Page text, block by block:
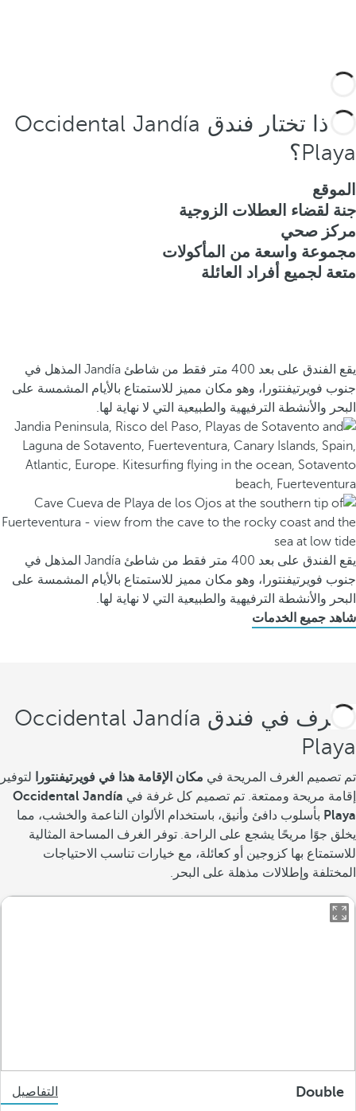
لماذا تختار فندق Occidental Jandía
Playa؟
الموقع
جنة لقضاء العطلات الزوجية
مركز صحي
مجموعة واسعة من المأكولات
متعة لجميع أفراد العائلة
يقع الفندق على بعد 400 متر فقط من شاطئ Jandía المذهل في
جنوب فويرتيفنتورا، وهو مكان مميز للاستمتاع بالأيام المشمسة على
البحر والأنشطة الترفيهية والطبيعية التي لا نهاية لها.
يقع الفندق على بعد 400 متر فقط من شاطئ Jandía المذهل في
جنوب فويرتيفنتورا، وهو مكان مميز للاستمتاع بالأيام المشمسة على
البحر والأنشطة الترفيهية والطبيعية التي لا نهاية لها.
شاهد جميع الخدمات
الغرف في فندق Occidental Jandía
Playa
تم تصميم الغرف المريحة في مكان الإقامة هذا في فويرتيفنتورا
لتوفير
إقامة مريحة وممتعة. تم تصميم كل غرفة في Occidental Jandía
Playa بأسلوب دافئ وأنيق، باستخدام الألوان الناعمة والخشب، مما
يخلق جوًا مريحًا يشجع على الراحة. توفر الغرف المساحة المثالية
للاستمتاع بها كزوجين أو كعائلة، مع خيارات تناسب الاحتياجات
المختلفة وإطلالات مذهلة على البحر.
Double التفاصيل